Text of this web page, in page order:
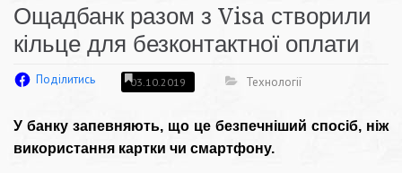
Ощадбанк разом з Visa створили
кільце для безконтактної оплати
Поділитись 03.10.2019 Технології
У банку запевняють, що це безпечніший спосіб, ніж
використання картки чи смартфону.